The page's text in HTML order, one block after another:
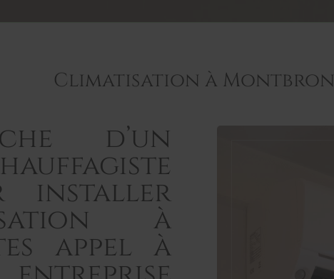
Climatisation à Montbron
d’un
installer
à
appel à